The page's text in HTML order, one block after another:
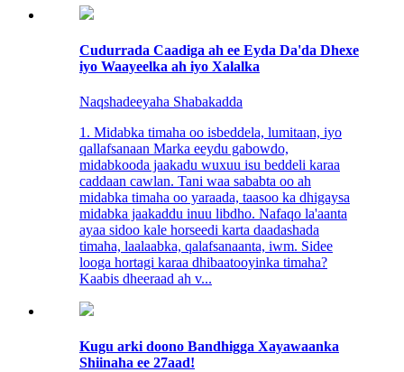
Cudurrada Caadiga ah ee Eyda Da'da Dhexe
iyo Waayeelka ah iyo Xalalka
Naqshadeeyaha Shabakadda
1. Midabka timaha oo isbeddela, lumitaan, iyo
qallafsanaan Marka eeydu gabowdo,
midabkooda jaakadu wuxuu isu beddeli karaa
caddaan cawlan. Tani waa sababta oo ah
midabka timaha oo yaraada, taasoo ka dhigaysa
midabka jaakaddu inuu libdho. Nafaqo la'aanta
ayaa sidoo kale horseedi karta daadashada
timaha, laalaabka, qalafsanaanta, iwm. Sidee
looga hortagi karaa dhibaatooyinka timaha?
Kaabis dheeraad ah v...
Kugu arki doono Bandhigga Xayawaanka
Shiinaha ee 27aad!